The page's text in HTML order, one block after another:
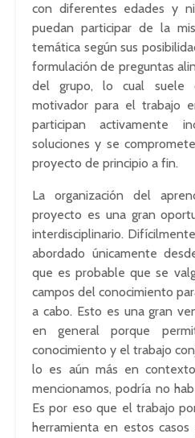
con diferentes edades y
puedan participar de la
temática según sus
formulación de preguntas
del grupo, lo cual suele
motivador para el trabajo
participan activamente
soluciones y se
proyecto de principio a fin.
La organización del
proyecto es una gran
interdisciplinario.
abordado únicamente
que es probable que se
campos del conocimiento
a cabo. Esto es una gran
en general porque
conocimiento y el trabajo
lo es aún más en
mencionamos, podría no
Es por eso que el trabajo
herramienta en estos casos